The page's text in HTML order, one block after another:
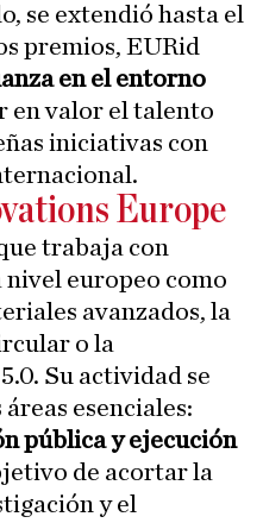
se extendió hasta el
premios, EURid
en el entorno
en valor el talento
iniciativas con
Europe
trabaja con
nivel europeo como
avanzados, la
o la
Su actividad se
esenciales:
pública y ejecución
de acortar la
y el